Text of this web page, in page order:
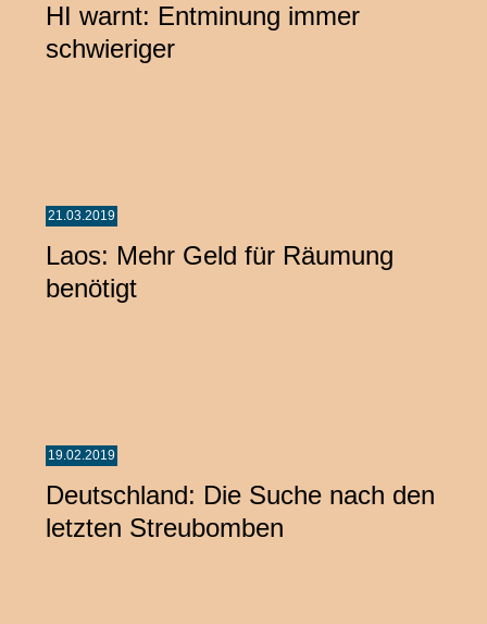
HI warnt: Entminung immer
schwieriger
21.03.2019
Laos: Mehr Geld für Räumung
benötigt
19.02.2019
Deutschland: Die Suche nach den
letzten Streubomben